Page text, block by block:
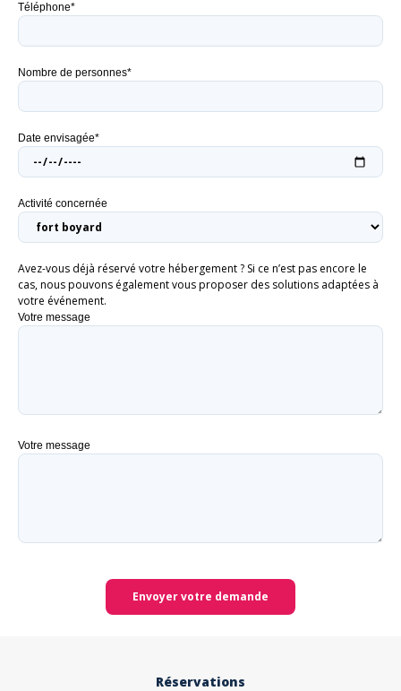
Téléphone*
Nombre de personnes*
Date envisagée*
Activité concernée
Avez-vous déjà réservé votre hébergement ? Si ce n’est pas encore le
cas, nous pouvons également vous proposer des solutions adaptées à
votre événement.
Votre message
Votre message
Envoyer votre demande
Réservations